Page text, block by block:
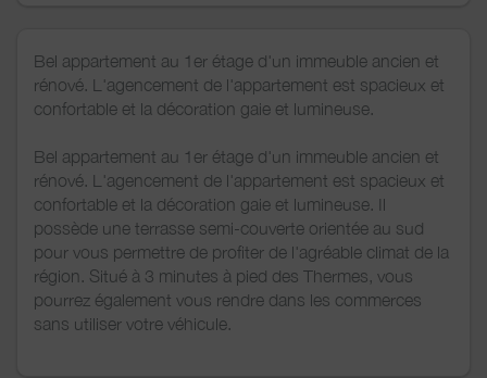
Bel appartement au 1er étage d'un immeuble ancien et
rénové. L'agencement de l'appartement est spacieux et
confortable et la décoration gaie et lumineuse.
Bel appartement au 1er étage d'un immeuble ancien et
rénové. L'agencement de l'appartement est spacieux et
confortable et la décoration gaie et lumineuse. Il
possède une terrasse semi-couverte orientée au sud
pour vous permettre de profiter de l'agréable climat de la
région. Situé à 3 minutes à pied des Thermes, vous
pourrez également vous rendre dans les commerces
sans utiliser votre véhicule.